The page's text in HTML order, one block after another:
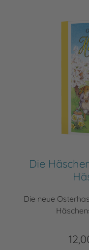
Die
Die neue